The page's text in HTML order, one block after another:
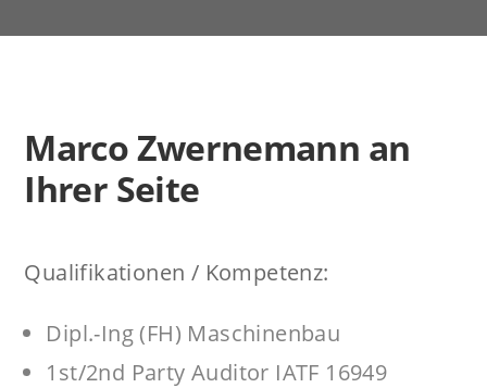
Marco Zwernemann an
Ihrer Seite
Qualifikationen / Kompetenz:
Dipl.-Ing (FH) Maschinenbau
1st/2nd Party Auditor IATF 16949